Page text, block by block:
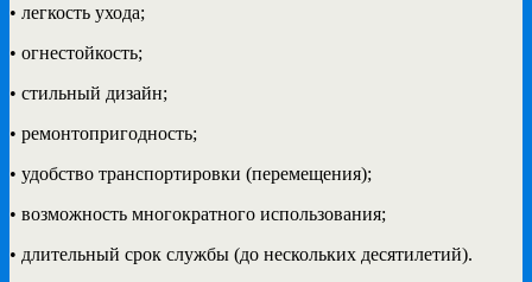
• легкость ухода;
• огнестойкость;
• стильный дизайн;
• ремонтопригодность;
• удобство транспортировки (перемещения);
• возможность многократного использования;
• длительный срок службы (до нескольких десятилетий).